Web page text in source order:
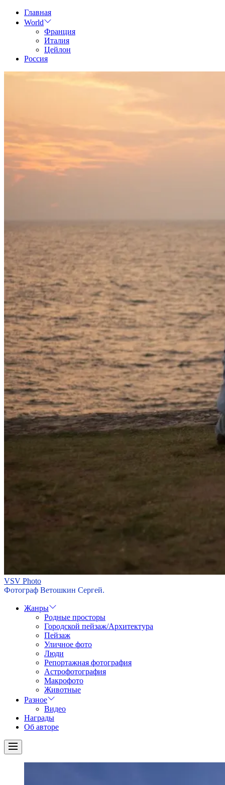
Skip
Главная
World
Франция
Италия
Цейлон
Россия
VSV Photo
Фотограф Ветошкин Сергей.
Жанры
Родные просторы
Городской пейзаж/Архитектура
Пейзаж
Уличное фото
Люди
Репортажная фотография
Астрофотография
Макрофото
Животные
Разное
Видео
Награды
Об авторе
Menu